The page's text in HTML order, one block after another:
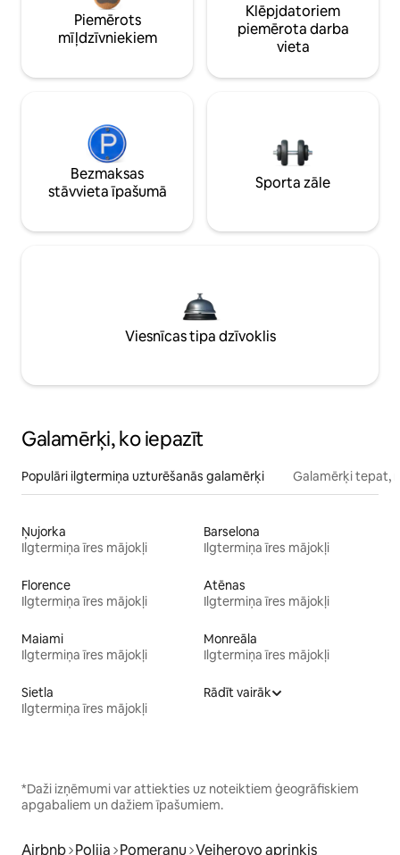
Piemērots
mīļdzīvniekiem
Klēpjdatoriem
piemērota darba
vieta
Bezmaksas
stāvvieta īpašumā
Sporta zāle
Viesnīcas tipa dzīvoklis
Galamērķi, ko iepazīt
Populāri ilgtermiņa uzturēšanās galamērķi Galamērķi tepat,
Ņujorka
Ilgtermiņa īres mājokļi
Barselona
Ilgtermiņa īres mājokļi
Florence
Ilgtermiņa īres mājokļi
Atēnas
Ilgtermiņa īres mājokļi
Maiami
Ilgtermiņa īres mājokļi
Monreāla
Ilgtermiņa īres mājokļi
Sietla
Ilgtermiņa īres mājokļi
Rādīt vairāk
*Daži izņēmumi var attiekties uz noteiktiem ģeogrāfiskiem
apgabaliem un dažiem īpašumiem.
Airbnb Polija Pomeraņu Vejherovo apriņķis